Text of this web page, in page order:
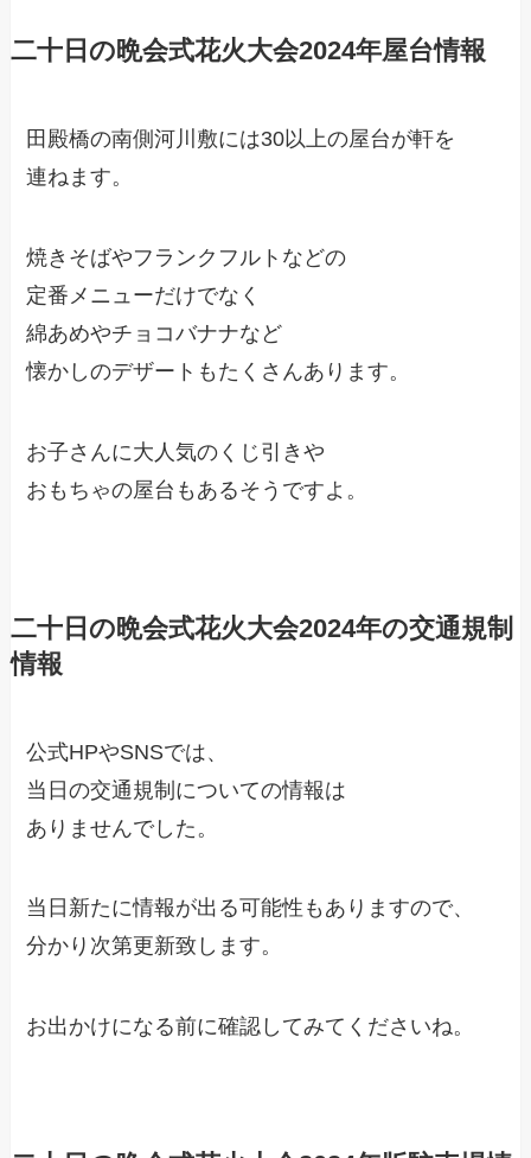
二十日の晩会式花火大会2024年屋台情報
田殿橋の南側河川敷には30以上の屋台が軒を
連ねます。
焼きそばやフランクフルトなどの
定番メニューだけでなく
綿あめやチョコバナナなど
懐かしのデザートもたくさんあります。
お子さんに大人気のくじ引きや
おもちゃの屋台もあるそうですよ。
二十日の晩会式花火大会2024年の交通規制
情報
公式HPやSNSでは、
当日の交通規制についての情報は
ありませんでした。
当日新たに情報が出る可能性もありますので、
分かり次第更新致します。
お出かけになる前に確認してみてくださいね。